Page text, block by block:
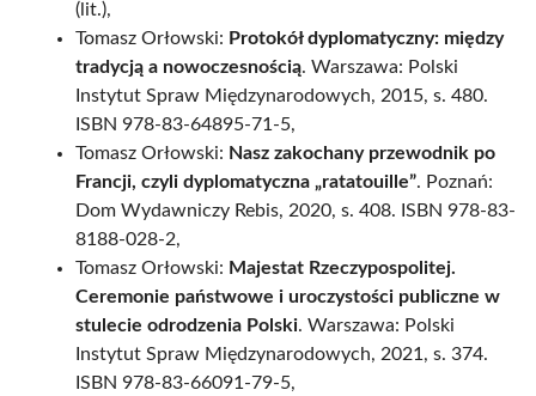
(lit.),
Tomasz Orłowski: Protokół dyplomatyczny: między
tradycją a nowoczesnością. Warszawa: Polski
Instytut Spraw Międzynarodowych, 2015, s. 480.
ISBN 978-83-64895-71-5,
Tomasz Orłowski: Nasz zakochany przewodnik po
Francji, czyli dyplomatyczna „ratatouille”. Poznań:
Dom Wydawniczy Rebis, 2020, s. 408. ISBN 978-83-
8188-028-2,
Tomasz Orłowski: Majestat Rzeczypospolitej.
Ceremonie państwowe i uroczystości publiczne w
stulecie odrodzenia Polski. Warszawa: Polski
Instytut Spraw Międzynarodowych, 2021, s. 374.
ISBN 978-83-66091-79-5,